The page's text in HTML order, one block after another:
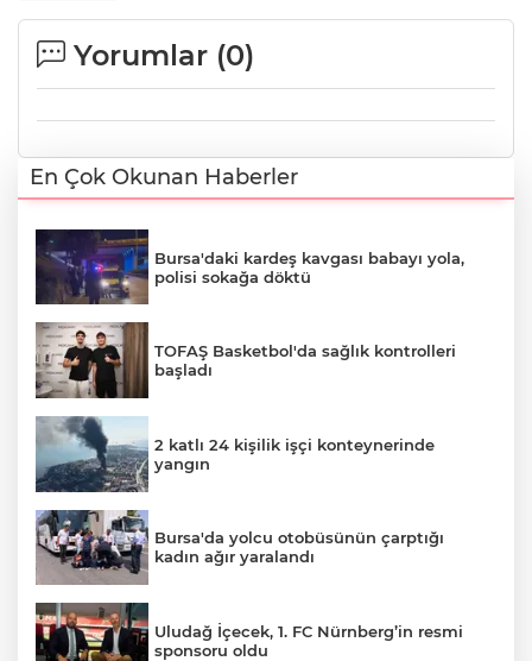
Yorumlar (0)
En Çok Okunan Haberler
Bursa'daki kardeş kavgası babayı yola,
polisi sokağa döktü
TOFAŞ Basketbol'da sağlık kontrolleri
başladı
2 katlı 24 kişilik işçi konteynerinde
yangın
Bursa'da yolcu otobüsünün çarptığı
kadın ağır yaralandı
Uludağ İçecek, 1. FC Nürnberg’in resmi
sponsoru oldu